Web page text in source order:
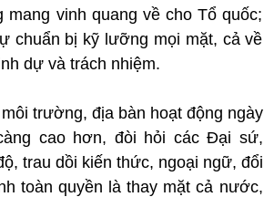
vinh quang về cho Tổ quốc;
chuẩn bị kỹ lưỡng mọi mặt, cả về
dự và trách nhiệm.
trường, địa bàn hoạt động ngày
cao hơn, đòi hỏi các Đại sứ,
trau dồi kiến thức, ngoại ngữ, đổi
toàn quyền là thay mặt cả nước,